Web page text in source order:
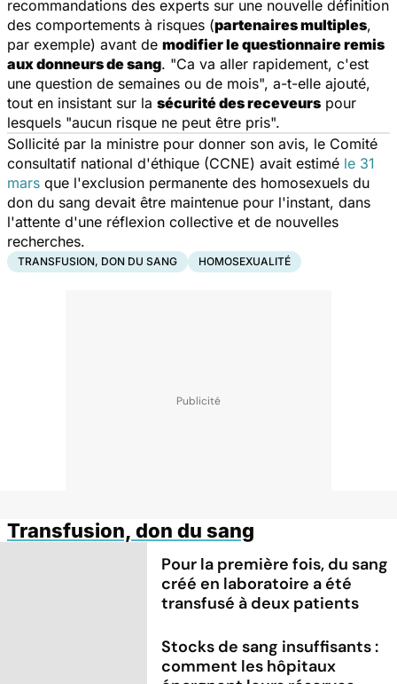
recommandations des experts sur une nouvelle définition
des comportements à risques (partenaires multiples,
par exemple) avant de modifier le questionnaire remis
aux donneurs de sang. "Ca va aller rapidement, c'est
une question de semaines ou de mois", a-t-elle ajouté,
tout en insistant sur la sécurité des receveurs pour
lesquels "aucun risque ne peut être pris".
Sollicité par la ministre pour donner son avis, le Comité
consultatif national d'éthique (CCNE) avait estimé le 31
mars que l'exclusion permanente des homosexuels du
don du sang devait être maintenue pour l'instant, dans
l'attente d'une réflexion collective et de nouvelles
recherches.
TRANSFUSION, DON DU SANG HOMOSEXUALITÉ
Transfusion, don du sang
Pour la première fois, du sang
créé en laboratoire a été
transfusé à deux patients
Stocks de sang insuffisants :
comment les hôpitaux